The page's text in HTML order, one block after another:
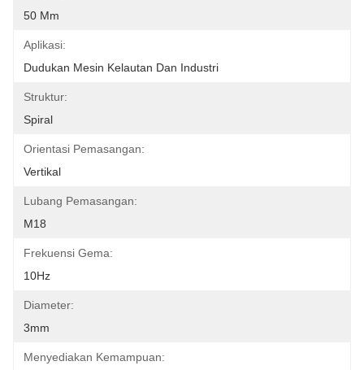
50 Mm
Aplikasi:
Dudukan Mesin Kelautan Dan Industri
Struktur:
Spiral
Orientasi Pemasangan:
Vertikal
Lubang Pemasangan:
M18
Frekuensi Gema:
10Hz
Diameter:
3mm
Menyediakan Kemampuan: